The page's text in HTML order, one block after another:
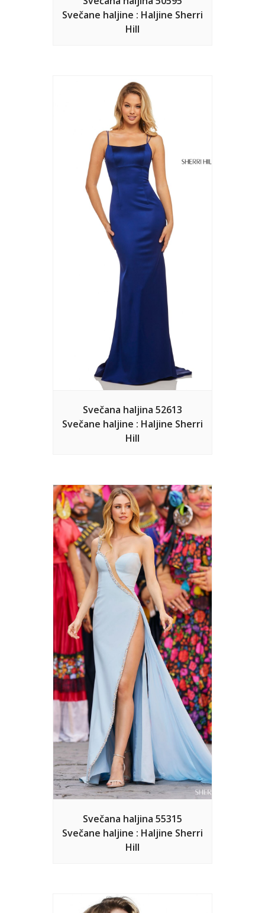
Svečane haljine : Haljine Sherri
Hill
Svečana haljina 52613
Svečane haljine : Haljine Sherri
Hill
Svečana haljina 55315
Svečane haljine : Haljine Sherri
Hill